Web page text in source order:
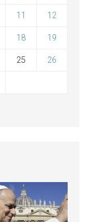
11 12
18 19
25 26